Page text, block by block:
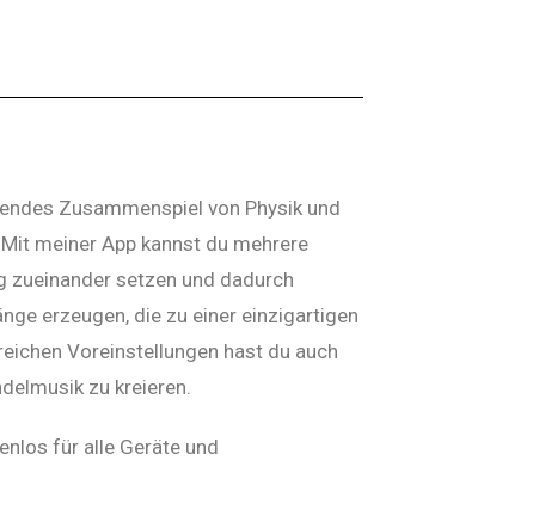
Zusammenspiel von Physik und
meiner App kannst du mehrere
zueinander setzen und dadurch
erzeugen, die zu einer einzigartigen
Voreinstellungen hast du auch
zu kreieren.
für alle Geräte und